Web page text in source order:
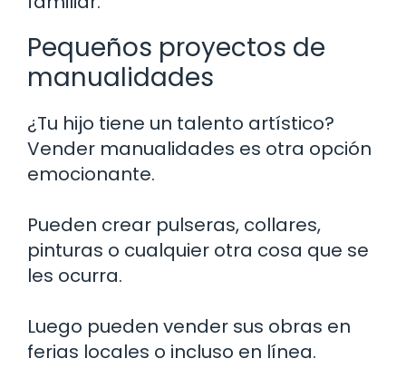
Pequeños proyectos de
manualidades
¿Tu hijo tiene un talento artístico?
Vender manualidades es otra opción
emocionante.
Pueden crear pulseras, collares,
pinturas o cualquier otra cosa que se
les ocurra.
Luego pueden vender sus obras en
ferias locales o incluso en línea.